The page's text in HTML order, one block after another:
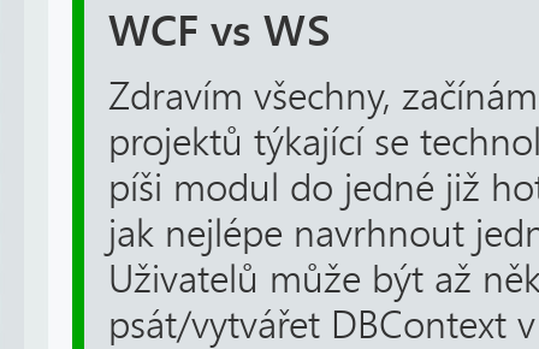
WCF vs WS
Zdravím všechny,
projektů týkající se
píši modul do jedné již
jak nejlépe navrhnout
Uživatelů může být až
psát/vytvářet DBContext